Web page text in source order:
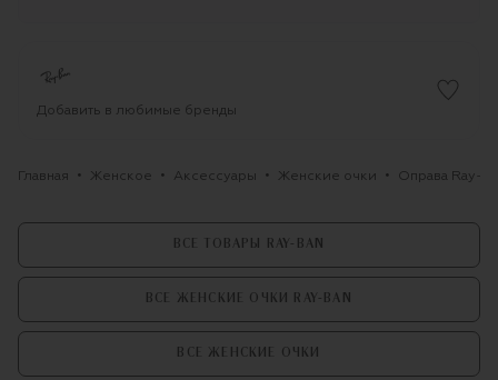
Добавить в любимые бренды
Главная Женское Аксессуары Женские очки Оправа Ray-
ВСЕ ТОВАРЫ RAY-BAN
ВСЕ ЖЕНСКИЕ ОЧКИ RAY-BAN
ВСЕ ЖЕНСКИЕ ОЧКИ